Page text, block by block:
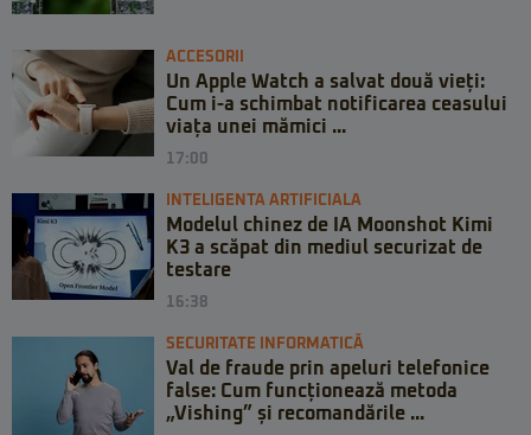
ACCESORII
Un Apple Watch a salvat două vieți:
Cum i-a schimbat notificarea ceasului
viața unei mămici ...
17:00
INTELIGENTA ARTIFICIALA
Modelul chinez de IA Moonshot Kimi
K3 a scăpat din mediul securizat de
testare
16:38
SECURITATE INFORMATICĂ
Val de fraude prin apeluri telefonice
false: Cum funcționează metoda
„Vishing” și recomandările ...